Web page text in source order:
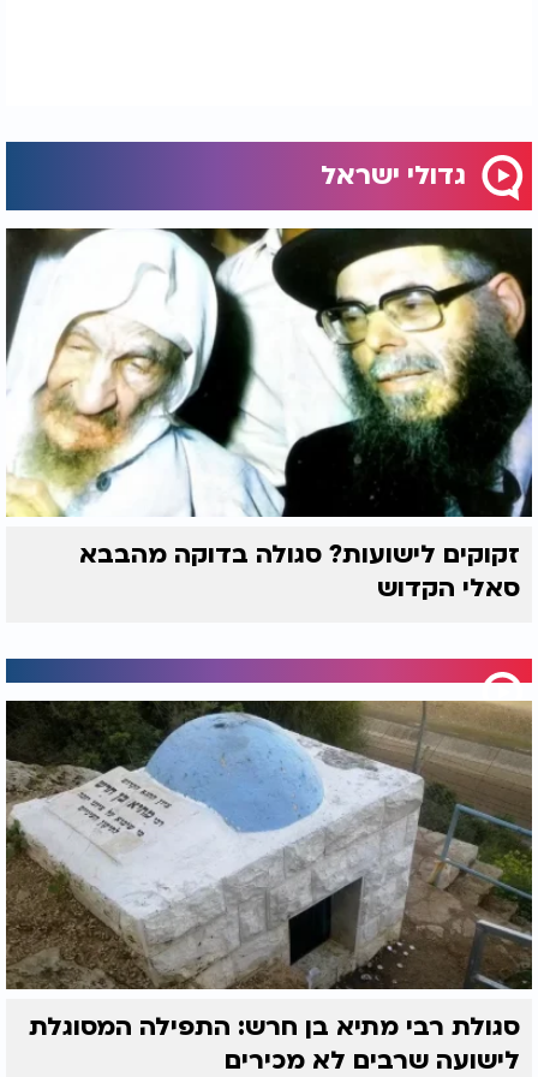
הרמ"א - רבי משה איסרליש - ובכך השתלב בשושלת
הפסיקה האשכנזית שממנה יצא גם שולחן ערוך הרמ"א
הדפיס בקרקוב את ספרו "שפתי כהן" על יורה דעה, ספר
שזכה מיד למעמד של חיבור יסוד. מאוחר יותר חיבר גם
"שפתי כהן" על חושן משפט, וכן חיבורים נוספים בהלכה
ובקבלה, אך שמו נקשר בעיקר לפירושו על השולחן
ערוך.
פרעות ת"ח-ת"ט וגלי האימה שבאו בעקבותיהן לא פסחו
גם על הש"ך. הוא נמלט ממקום למקום, עבר דרך פראג,
ולבסוף כיהן כרב בערים דרעזין והאלישוי (האלישוי)
שבחבל מוראביה בצ'כיה של ימינו. חייו היו קצרים ומלאי
טלטלות, אך בתוך שנים מועטות זכה להתפרסם כפוסק
מומחה ומורה הוראה לכל תפוצות ישראל, שלא נרתע
המפגש בין שני הענקים הללו - הט"ז, רב הקהילות
בפולין ובאוקראינה, והש"ך, הפוסק הצעיר מווילנא - יצר
דיאלוג הלכתי שמלווה את בית המדרש האשכנזי עד
היום. מצד אחד, מחלוקות חריפות, השגות הדדיות
ודיונים סוערים על כל שורה בשולחן ערוך; מצד שני,
ידידות עמוקה והערכה הדדית, עד שתיאור הנשיקה על
הראש והשמחה "כשמחת בית השואבה" הפך לסמל
למחלוקת לשם שמים שאינה פוגעת בכבודו של הזולת.
מאות שנים לאחר פטירתם ממשיכים הט"ז והש"ך
להנחות פוסקים, דיינים ותלמידי חכמים, וכל מי שפותח
את יורה דעה יודע שעולם הפסיקה האשכנזי בנוי במידה
רבה על יסודות שטבעו שני הגאונים הללו.
גדולי ישראל
זקוקים לישועות? סגולה בדוקה מהבבא
סאלי הקדוש
סגולת רבי מתיא בן חרש: התפילה המסוגלת
לישועה שרבים לא מכירים